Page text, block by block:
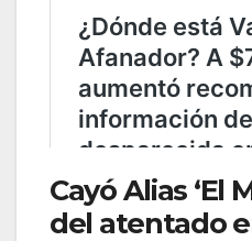
Cayó Alias ‘El
del atentado